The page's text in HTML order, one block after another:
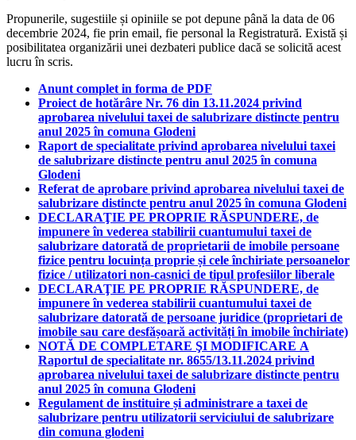
Propunerile, sugestiile și opiniile se pot depune până la data de 06
decembrie 2024, fie prin email, fie personal la Registratură. Există și
posibilitatea organizării unei dezbateri publice dacă se solicită acest
lucru în scris.
Anunt complet in forma de PDF
Proiect de hotărâre Nr. 76 din 13.11.2024 privind
aprobarea nivelului taxei de salubrizare distincte pentru
anul 2025 în comuna Glodeni
Raport de specialitate privind aprobarea nivelului taxei
de salubrizare distincte pentru anul 2025 în comuna
Glodeni
Referat de aprobare privind aprobarea nivelului taxei de
salubrizare distincte pentru anul 2025 în comuna Glodeni
DECLARAŢIE PE PROPRIE RĂSPUNDERE, de
impunere în vederea stabilirii cuantumului taxei de
salubrizare datorată de proprietarii de imobile persoane
fizice pentru locuința proprie și cele închiriate persoanelor
fizice / utilizatori non-casnici de tipul profesiilor liberale
DECLARAŢIE PE PROPRIE RĂSPUNDERE, de
impunere în vederea stabilirii cuantumului taxei de
salubrizare datorată de persoane juridice (proprietari de
imobile sau care desfășoară activități în imobile închiriate)
NOTĂ DE COMPLETARE ŞI MODIFICARE A
Raportul de specialitate nr. 8655/13.11.2024 privind
aprobarea nivelului taxei de salubrizare distincte pentru
anul 2025 în comuna Glodeni
Regulament de instituire și administrare a taxei de
salubrizare pentru utilizatorii serviciului de salubrizare
din comuna glodeni